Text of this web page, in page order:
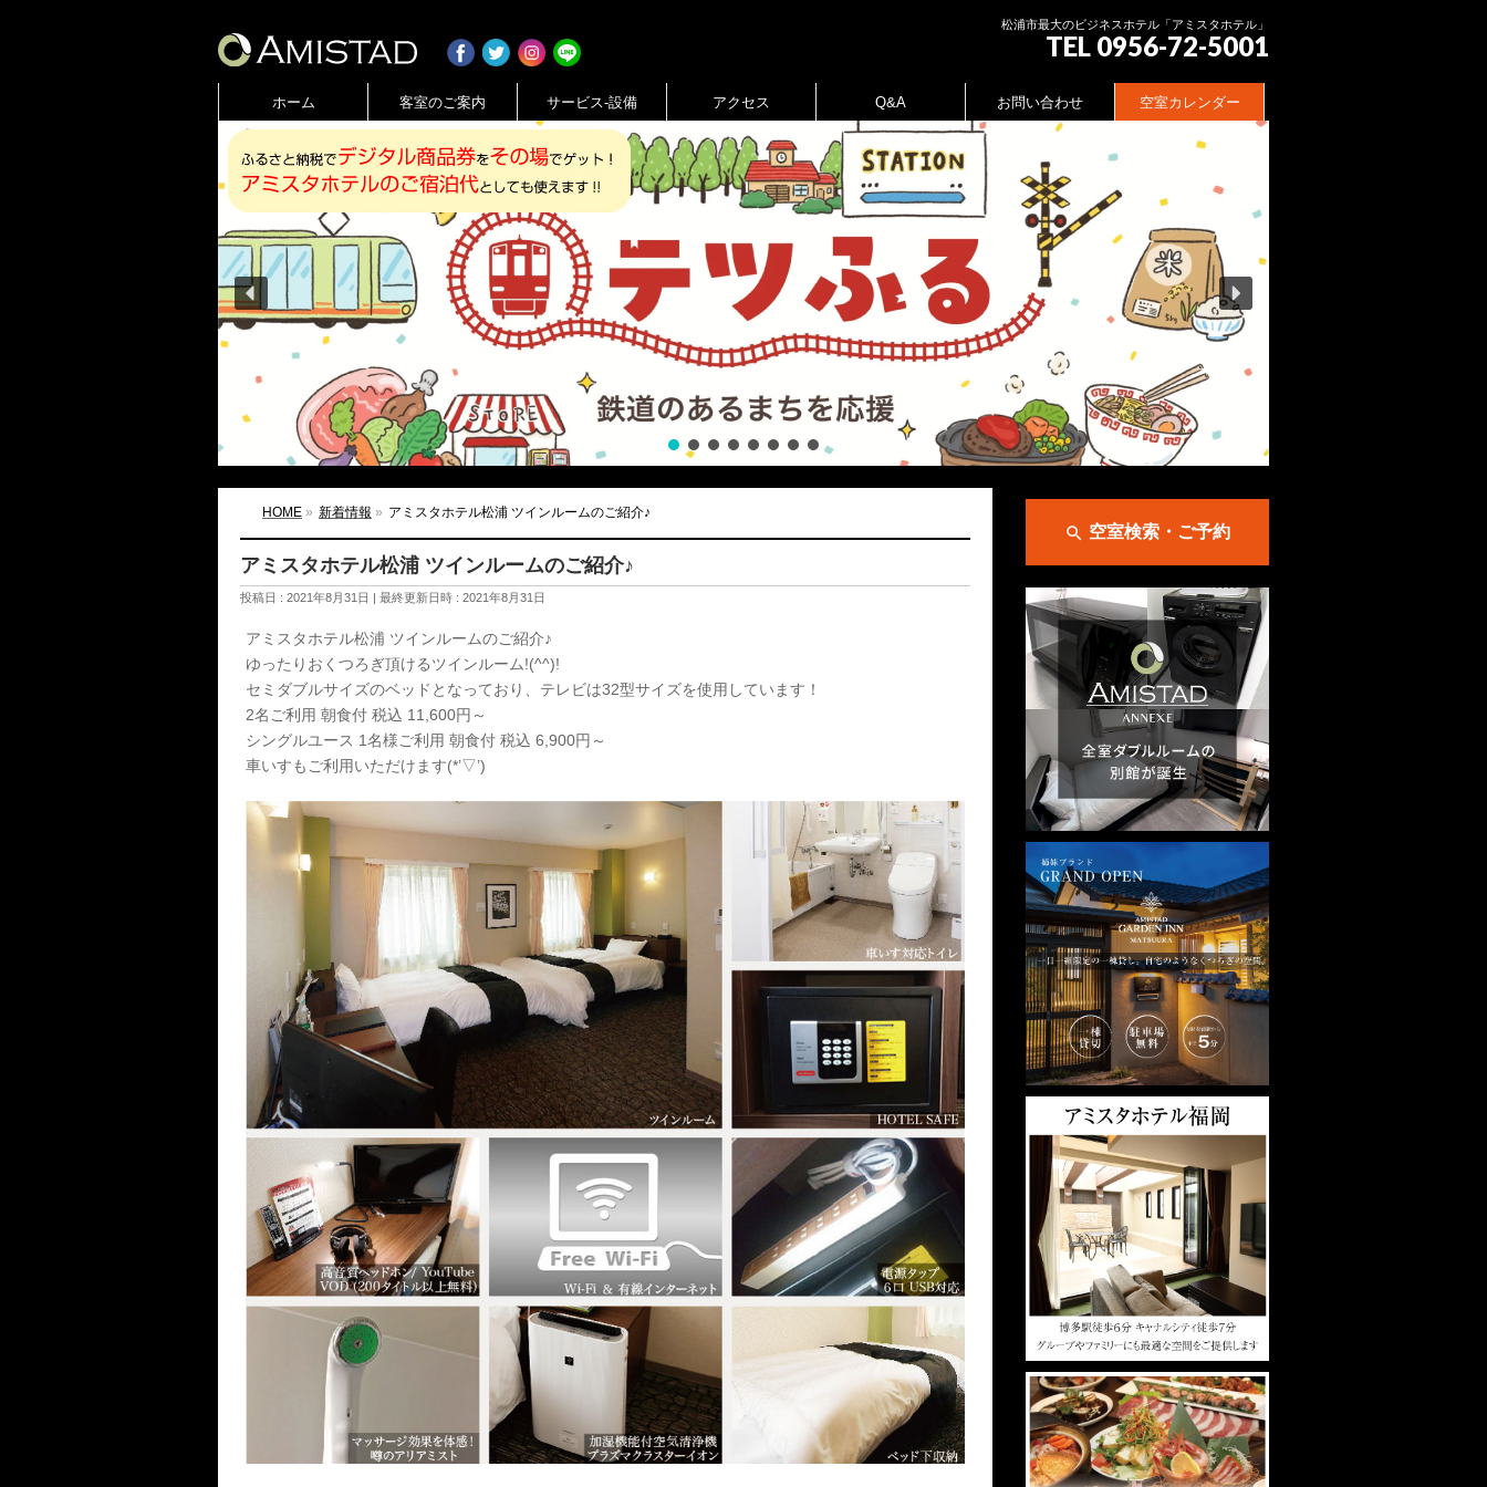
松浦市最大のビジネスホテル「アミスタホテル」
TEL 0956-72-5001
ホーム 客室のご案内 サービス-設備 アクセス Q&A お問い合わせ 空室カレンダー
HOME » 新着情報 » アミスタホテル松浦 ツインルームのご紹介♪
アミスタホテル松浦 ツインルームのご紹介♪
投稿日 : 2021年8月31日 最終更新日時 : 2021年8月31日
アミスタホテル松浦 ツインルームのご紹介♪
ゆったりおくつろぎ頂けるツインルーム!(^^)!
セミダブルサイズのベッドとなっており、テレビは32型サイズを使用しています！
2名ご利用 朝食付 税込 11,600円～
シングルユース 1名様ご利用 朝食付 税込 6,900円～
車いすもご利用いただけます(*’▽’)
 空室検索・ご予約